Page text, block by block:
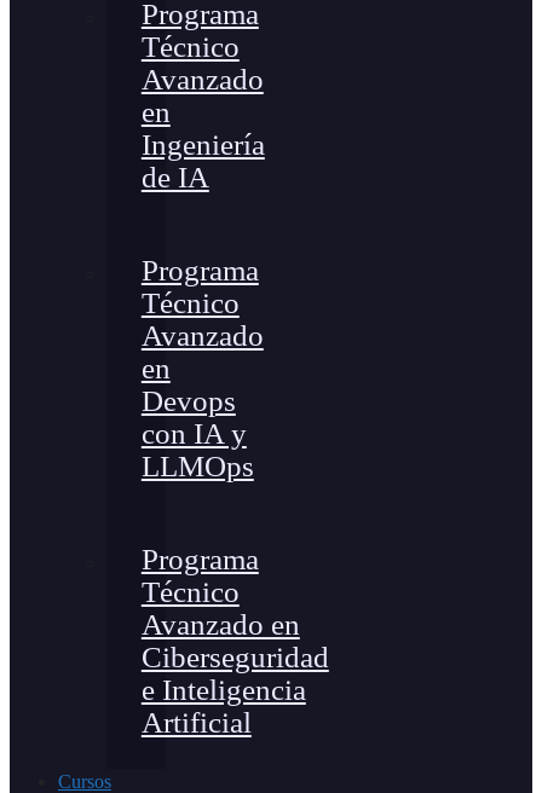
Programa
Técnico
Avanzado
en
Ingeniería
de IA
Programa
Técnico
Avanzado
en
Devops
con IA y
LLMOps
Programa
Técnico
Avanzado en
Ciberseguridad
e Inteligencia
Artificial
Cursos